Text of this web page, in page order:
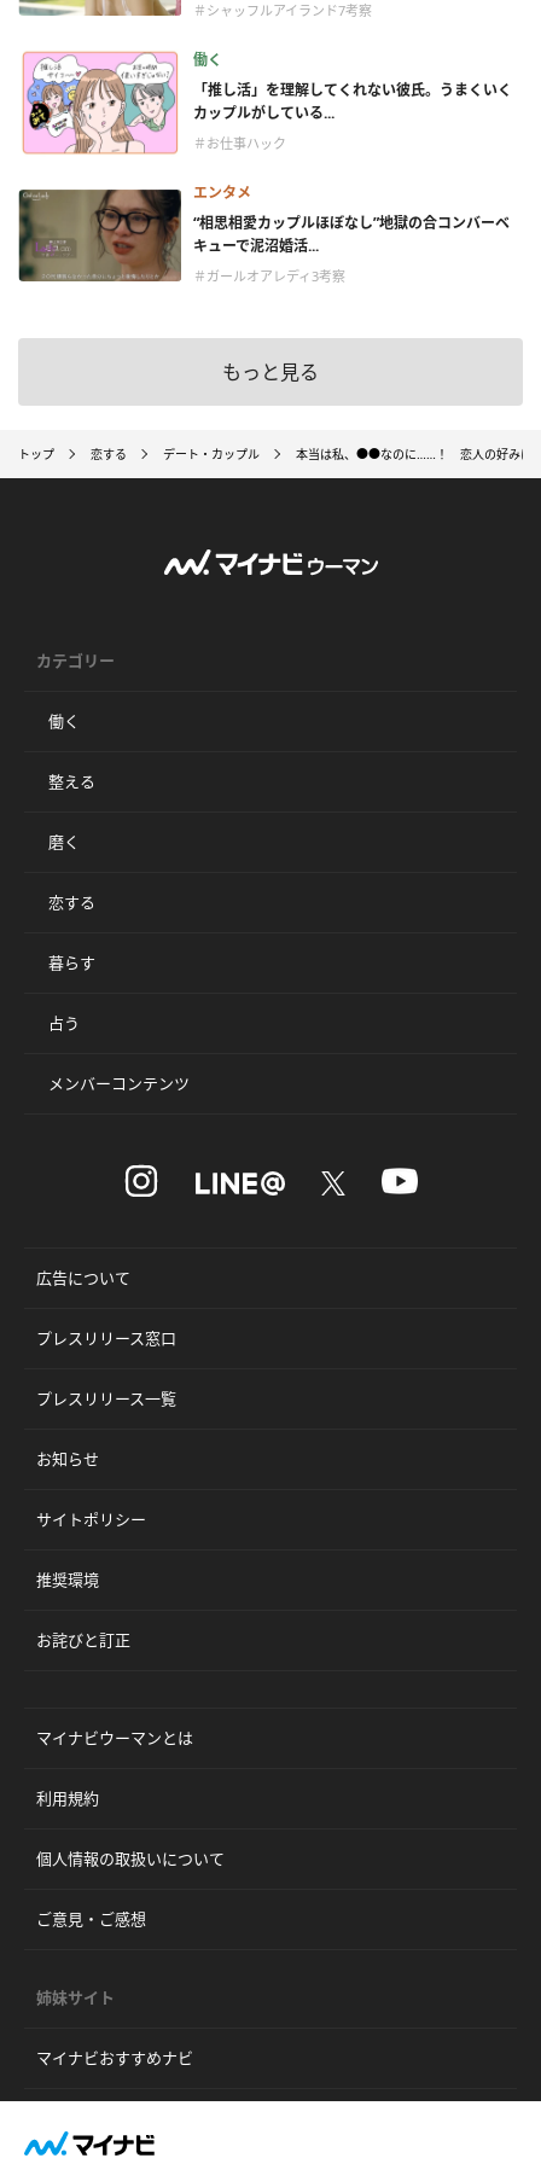
＃シャッフルアイランド7考察
働く
「推し活」を理解してくれない彼氏。うまくいく
カップルがしている...
＃お仕事ハック
エンタメ
“相思相愛カップルほぼなし”地獄の合コンバーベ
キューで泥沼婚活...
＃ガールオアレディ3考察
もっと見る
トップ 恋する デート・カップル 本当は私、●●なのに……！ 恋人の好みに
カテゴリー
働く
整える
磨く
恋する
暮らす
占う
メンバーコンテンツ
広告について
プレスリリース窓口
プレスリリース一覧
お知らせ
サイトポリシー
推奨環境
お詫びと訂正
マイナビウーマンとは
利用規約
個人情報の取扱いについて
ご意見・ご感想
姉妹サイト
マイナビおすすめナビ